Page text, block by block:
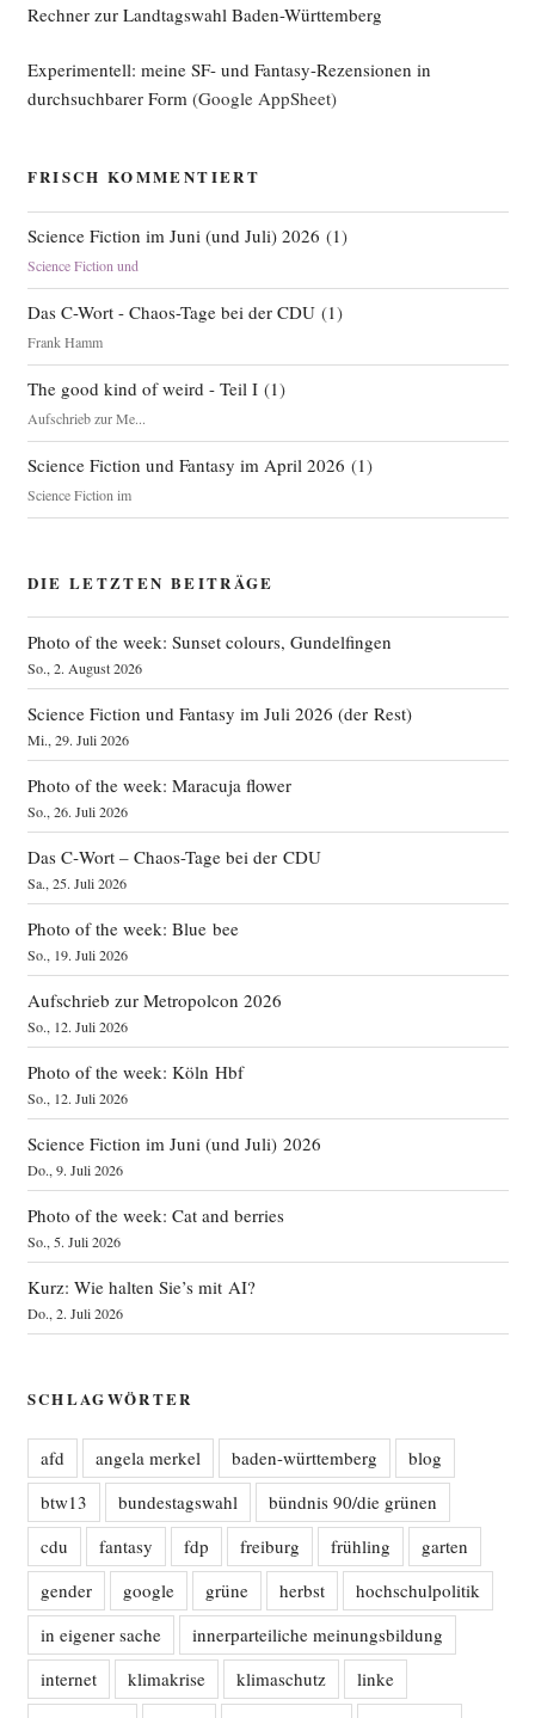
Rechner zur Landtagswahl Baden-Württemberg
Experimentell: meine SF- und Fantasy-Rezensionen in
durchsuchbarer Form(Google AppSheet)
FRISCH KOMMENTIERT
Science Fiction im Juni (und Juli) 2026 (1)
Science Fiction und
Das C-Wort - Chaos-Tage bei der CDU(1)
Frank Hamm
The good kind of weird - Teil I(1)
Aufschrieb zur Me...
Science Fiction und Fantasy im April 2026 (1)
Science Fiction im
DIE LETZTEN BEITRÄGE
Photo of the week: Sunset colours, Gundelfingen
So., 2. August 2026
Science Fiction und Fantasy im Juli 2026 (der Rest)
Mi., 29. Juli 2026
Photo of the week: Maracuja flower
So., 26. Juli 2026
Das C‑Wort – Chaos-Tage bei der CDU
Sa., 25. Juli 2026
Photo of the week: Blue bee
So., 19. Juli 2026
Aufschrieb zur Metropolcon 2026
So., 12. Juli 2026
Photo of the week: Köln Hbf
So., 12. Juli 2026
Science Fiction im Juni (und Juli) 2026
Do., 9. Juli 2026
Photo of the week: Cat and berries
So., 5. Juli 2026
Kurz: Wie halten Sie’s mit AI?
Do., 2. Juli 2026
SCHLAGWÖRTER
afd angela merkel baden-württemberg
blog
btw13
bundestagswahl
bündnis 90/die grünen
cdu
fantasy fdp freiburg frühling
garten
gender
google grüne herbst
hochschulpolitik
in eigener sache
innerparteiliche meinungsbildung
internet
klimakrise klimaschutz
linke